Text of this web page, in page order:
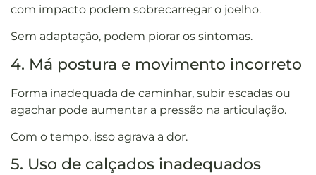
com impacto podem sobrecarregar o joelho.
Sem adaptação, podem piorar os sintomas.
4. Má postura e movimento incorreto
Forma inadequada de caminhar, subir escadas ou
agachar pode aumentar a pressão na articulação.
Com o tempo, isso agrava a dor.
5. Uso de calçados inadequados